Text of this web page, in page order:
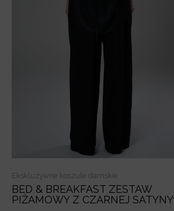
Ekskluzywne koszule damskie
BED & BREAKFAST ZESTAW
PIŻAMOWY Z CZARNEJ SATYNY